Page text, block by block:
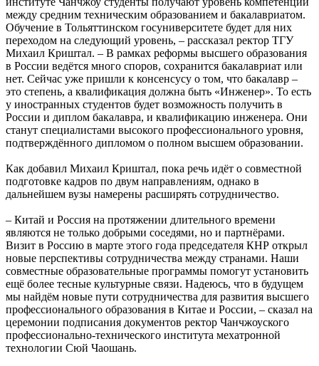
между средним техническим образованием и бакалавриатом.
Обучение в Тольяттинском госуниверситете будет для них
переходом на следующий уровень, – рассказал ректор ТГУ
Михаил Криштал. – В рамках реформы высшего образования
в России ведётся много споров, сохранится бакалавриат или
нет. Сейчас уже пришли к консенсусу о том, что бакалавр –
это степень, а квалификация должна быть «Инженер». То есть
у иностранных студентов будет возможность получить в
России и диплом бакалавра, и квалификацию инженера. Они
станут специалистами высокого профессионального уровня,
подтверждённого дипломом о полном высшем образовании.
Как добавил Михаил Криштал, пока речь идёт о совместной
подготовке кадров по двум направлениям, однако в
дальнейшем вузы намерены расширять сотрудничество.
– Китай и Россия на протяжении длительного времени
являются не только добрыми соседями, но и партнёрами.
Визит в Россию в марте этого года председателя КНР открыл
новые перспективы сотрудничества между странами. Наши
совместные образовательные программы помогут установить
ещё более тесные культурные связи. Надеюсь, что в будущем
мы найдём новые пути сотрудничества для развития высшего
профессионального образования в Китае и России, – сказал на
церемонии подписания документов ректор Чанчжоуского
профессионально-технического института мехатронной
технологии Сюй Чаошань.